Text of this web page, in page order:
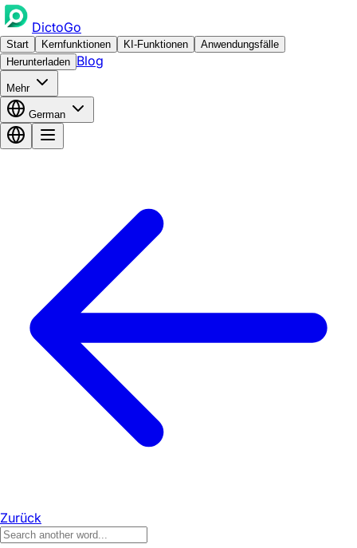
DictoGo
Start Kernfunktionen KI-Funktionen
Anwendungsfälle
Herunterladen Blog
Mehr
German
Zurück